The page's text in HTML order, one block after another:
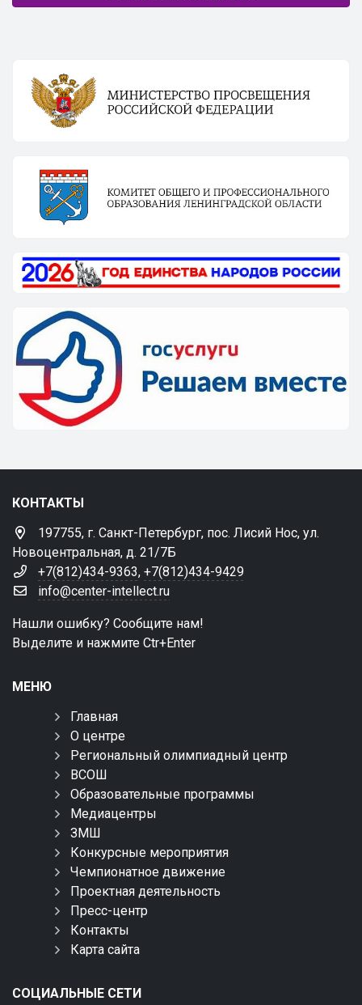
КОНТАКТЫ
197755, г. Санкт-Петербург, пос. Лисий Нос, ул.
Новоцентральная, д. 21/7Б
+7(812)434-9363, +7(812)434-9429
info@center-intellect.ru
Нашли ошибку? Сообщите нам!
Выделите и нажмите Ctr+Enter
МЕНЮ
Главная
О центре
Региональный олимпиадный центр
ВСОШ
Образовательные программы
Медиацентры
ЗМШ
Конкурсные мероприятия
Чемпионатное движение
Проектная деятельность
Пресс-центр
Контакты
Карта сайта
СОЦИАЛЬНЫЕ СЕТИ